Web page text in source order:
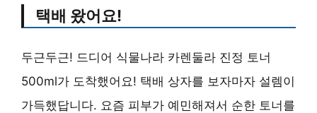
택배 왔어요!
두근두근! 드디어 식물나라 카렌둘라 진정 토너
500ml가 도착했어요! 택배 상자를 보자마자 설렘이
가득했답니다. 요즘 피부가 예민해져서 순한 토너를